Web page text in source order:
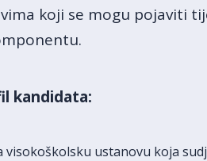
koji se mogu pojaviti
kandidata:
visokoškolsku ustanovu koja